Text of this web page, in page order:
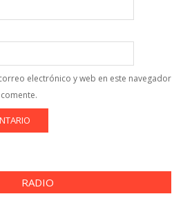
electrónico y web en este navegador
RADIO